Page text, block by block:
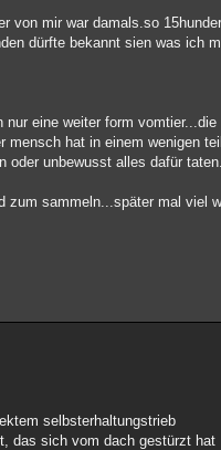
von mir war damals.so
dürfte bekannt sien was ich
eine weiter form
mensch hat in einem wenigen
oder unbewusst alles dafür
zum sammeln...später mal viel
selbsterhaltungstrieb
das sich vom dach gestürzt hat